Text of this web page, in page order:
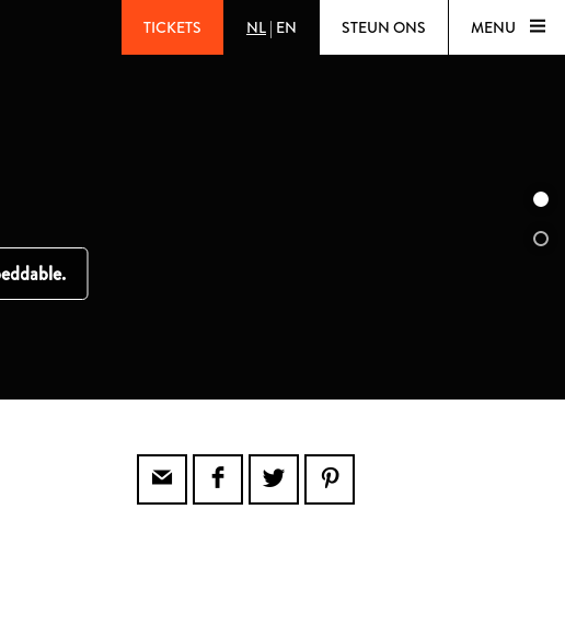
TICKETS NL | EN STEUN ONS MENU